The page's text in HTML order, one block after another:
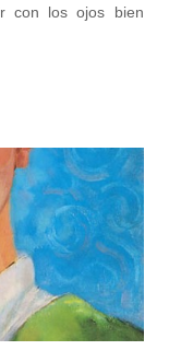
con los ojos bien